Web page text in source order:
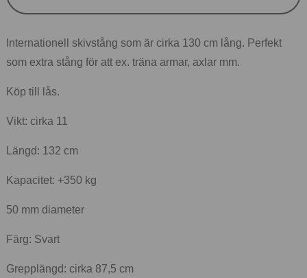
Internationell skivstång som är cirka 130 cm lång. Perfekt
som extra stång för att ex. träna armar, axlar mm.
Köp till lås.
Vikt: cirka 11
Längd: 132 cm
Kapacitet: +350 kg
50 mm diameter
Färg: Svart
Grepplängd: cirka 87,5 cm